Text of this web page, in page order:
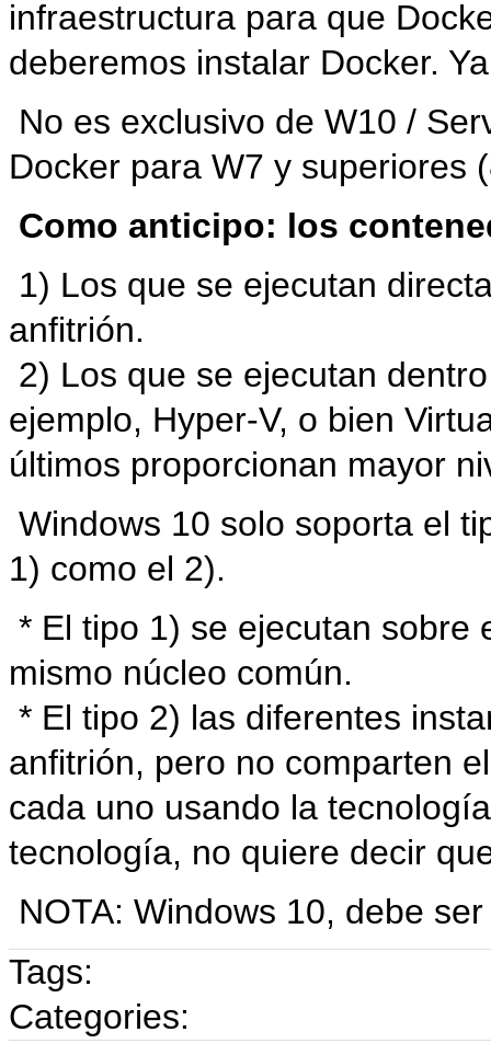
infraestructura para que
deberemos instalar Docker.
No es exclusivo de W10 /
Docker para W7 y superiores
Como anticipo: los
1) Los que se ejecutan
anfitrión.
2) Los que se ejecutan
ejemplo, Hyper-V, o bien
últimos proporcionan mayor
Windows 10 solo soporta el
1) como el 2).
* El tipo 1) se ejecutan sobre
mismo núcleo común.
* El tipo 2) las diferentes
anfitrión, pero no comparten
cada uno usando la
tecnología, no quiere decir
NOTA: Windows 10, debe
Tags:
Categories: